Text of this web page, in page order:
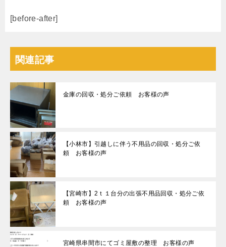
[before-after]
関連記事
金庫の回収・処分ご依頼 お客様の声
【小林市】引越しに伴う不用品の回収・処分ご依
頼 お客様の声
【宮崎市】2ｔ１台分の出張不用品回収・処分ご依
頼 お客様の声
宮崎県串間市にてゴミ屋敷の整理 お客様の声